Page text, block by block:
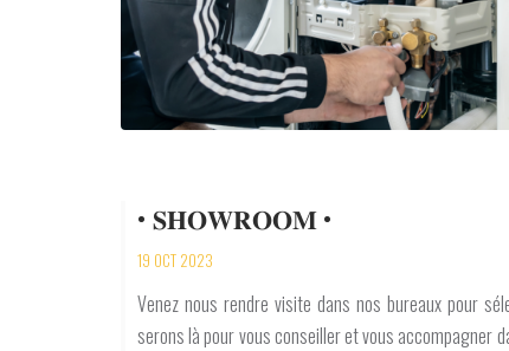
• 𝐒𝐇𝐎𝐖𝐑𝐎𝐎𝐌 •
19 OCT 2023
Venez nous rendre visite dans nos bureaux pour
serons là pour vous conseiller et vous accompagner